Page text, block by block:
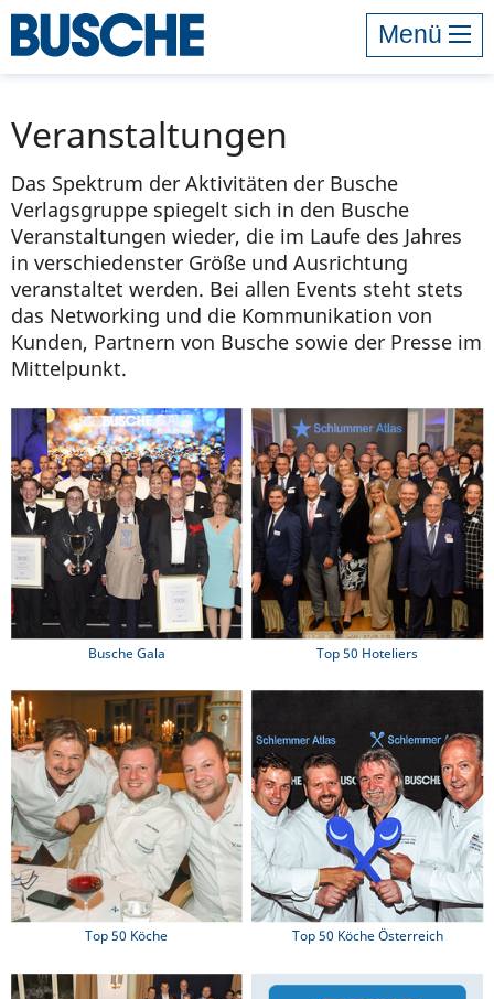
Menü
Veranstaltungen
Das Spektrum der Aktivitäten der Busche
Verlagsgruppe spiegelt sich in den Busche
Veranstaltungen wieder, die im Laufe des Jahres
in verschiedenster Größe und Ausrichtung
veranstaltet werden. Bei allen Events steht stets
das Networking und die Kommunikation von
Kunden, Partnern von Busche sowie der Presse im
Mittelpunkt.
Busche Gala Top 50 Hoteliers
Top 50 Köche Top 50 Köche Österreich